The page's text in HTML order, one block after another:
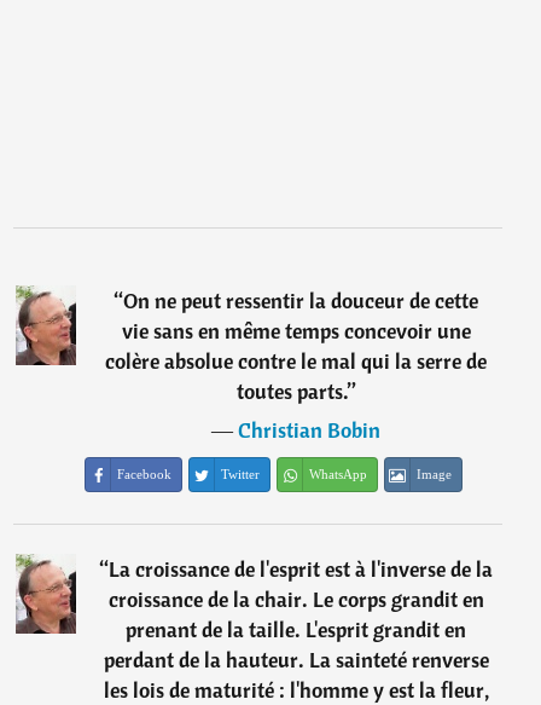
“On ne peut ressentir la douceur de cette
vie sans en même temps concevoir une
colère absolue contre le mal qui la serre de
toutes parts.”
―Christian Bobin
Facebook Twitter WhatsApp Image
“La croissance de l'esprit est à l'inverse de la
croissance de la chair. Le corps grandit en
prenant de la taille. L'esprit grandit en
perdant de la hauteur. La sainteté renverse
les lois de maturité : l'homme y est la fleur,